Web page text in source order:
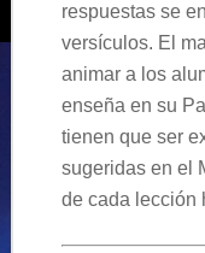
respuestas se
versículos. El
animar a los
enseña en su
tienen que ser
sugeridas en el
de cada lección